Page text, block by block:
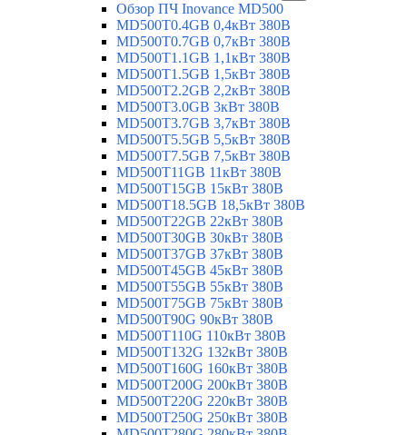
Обзор ПЧ Inovance MD500
MD500T0.4GB 0,4кВт 380В
MD500T0.7GB 0,7кВт 380В
MD500T1.1GB 1,1кВт 380В
MD500T1.5GB 1,5кВт 380В
MD500T2.2GB 2,2кВт 380В
MD500T3.0GB 3кВт 380В
MD500T3.7GB 3,7кВт 380В
MD500T5.5GB 5,5кВт 380В
MD500T7.5GB 7,5кВт 380В
MD500T11GB 11кВт 380В
MD500T15GB 15кВт 380В
MD500T18.5GB 18,5кВт 380В
MD500T22GB 22кВт 380В
MD500T30GB 30кВт 380В
MD500T37GB 37кВт 380В
MD500T45GB 45кВт 380В
MD500T55GB 55кВт 380В
MD500T75GB 75кВт 380В
MD500T90G 90кВт 380В
MD500T110G 110кВт 380В
MD500T132G 132кВт 380В
MD500T160G 160кВт 380В
MD500T200G 200кВт 380В
MD500T220G 220кВт 380В
MD500T250G 250кВт 380В